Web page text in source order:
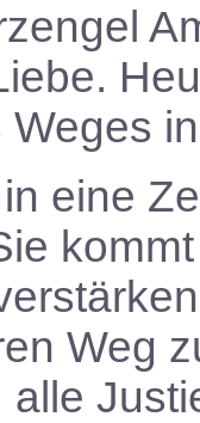
eine
Weg
alle